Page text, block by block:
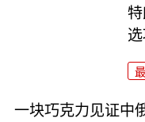
一块巧克力见证中